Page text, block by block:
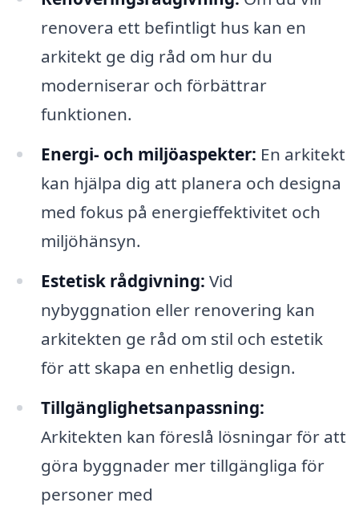
renovera ett befintligt hus kan en
arkitekt ge dig råd om hur du
moderniserar och förbättrar
funktionen.
Energi- och miljöaspekter: En arkitekt
kan hjälpa dig att planera och designa
med fokus på energieffektivitet och
miljöhänsyn.
Estetisk rådgivning: Vid
nybyggnation eller renovering kan
arkitekten ge råd om stil och estetik
för att skapa en enhetlig design.
Tillgänglighetsanpassning:
Arkitekten kan föreslå lösningar för att
göra byggnader mer tillgängliga för
personer med